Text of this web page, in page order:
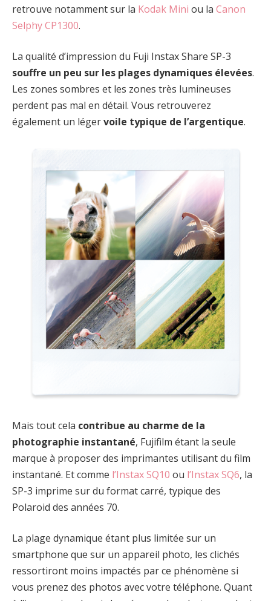
retrouve notamment sur la Kodak Mini ou la Canon
Selphy CP1300.
La qualité d’impression du Fuji Instax Share SP-3
souffre un peu sur les plages dynamiques élevées.
Les zones sombres et les zones très lumineuses
perdent pas mal en détail. Vous retrouverez
également un légervoile typique de l’argentique.
Mais tout cela contribue au charme de la
photographie instantané, Fujifilm étant la seule
marque à proposer des imprimantes utilisant du film
instantané. Et comme l’Instax SQ10 ou l’Instax SQ6, la
SP-3 imprime sur du format carré, typique des
Polaroid des années 70.
La plage dynamique étant plus limitée sur un
smartphone que sur un appareil photo, les clichés
ressortiront moins impactés par ce phénomène si
vous prenez des photos avec votre téléphone. Quant